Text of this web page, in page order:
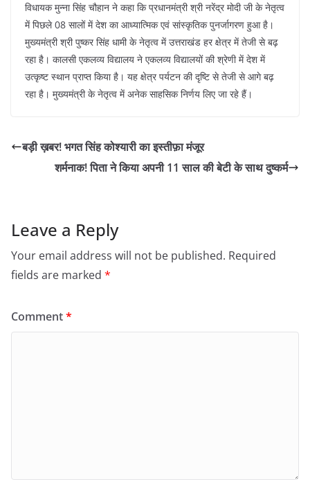
विधायक मुन्ना सिंह चौहान ने कहा कि प्रधानमंत्री श्री नरेंद्र मोदी जी के नेतृत्व
में पिछले 08 सालों में देश का आध्यात्मिक एवं सांस्कृतिक पुनर्जागरण हुआ है।
मुख्यमंत्री श्री पुष्कर सिंह धामी के नेतृत्व में उत्तराखंड हर क्षेत्र में तेजी से बढ़
रहा है। कालसी एकलव्य विद्यालय ने एकलव्य विद्यालयों की श्रेणी में देश में
उत्कृष्ट स्थान प्राप्त किया है। यह क्षेत्र पर्यटन की दृष्टि से तेजी से आगे बढ़
रहा है। मुख्यमंत्री के नेतृत्व में अनेक साहसिक निर्णय लिए जा रहे हैं।
बड़ी ख़बर! भगत सिंह कोश्यारी का इस्तीफ़ा मंजूर
शर्मनाक! पिता ने किया अपनी 11 साल की बेटी के साथ दुष्कर्म
Leave a Reply
Your email address will not be published. Required
fields are marked *
Comment*